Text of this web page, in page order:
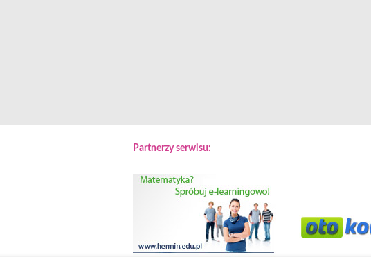
Partnerzy serwisu: